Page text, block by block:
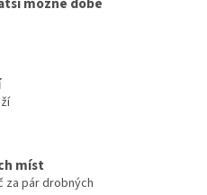
míst
za pár drobných